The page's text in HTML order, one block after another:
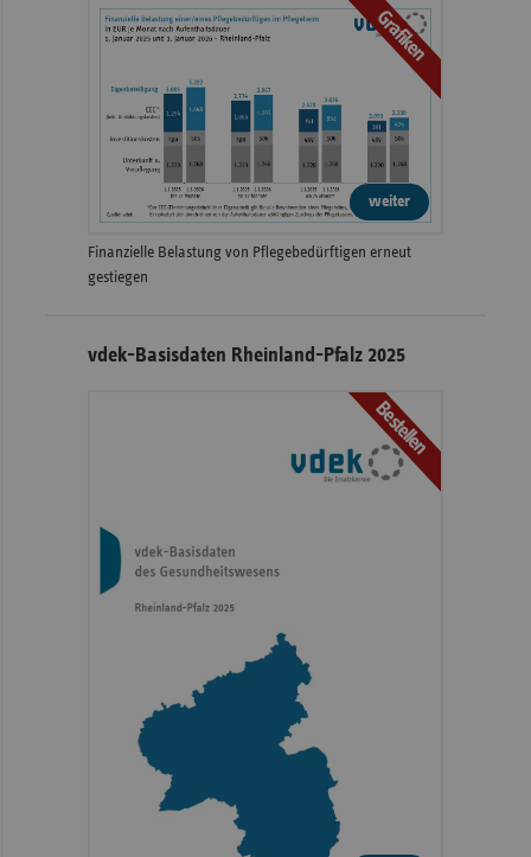
Grafiken
weiter
Finanzielle Belastung von Pflegebedürftigen erneut
gestiegen
vdek-Basisdaten Rheinland-Pfalz 2025
Bestellen